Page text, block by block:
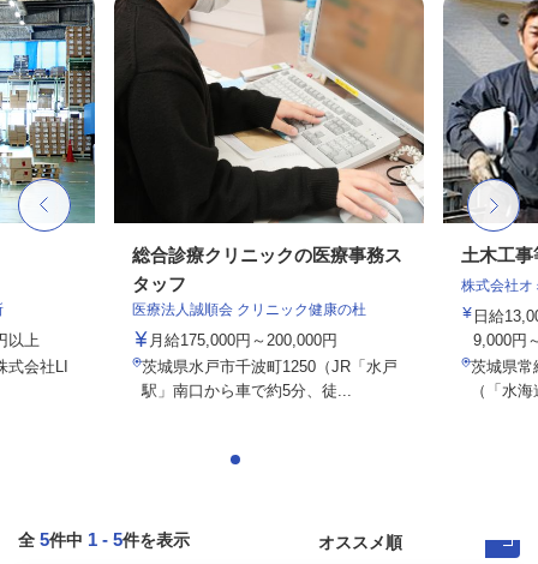
以上
式会社LI
総合診療クリニックの医療事務ス
タッフ
医療法人誠順会 クリニック健康の杜
月給175,000円～200,000円
茨城県水戸市千波町1250（JR「水戸
駅」南口から車で約5分、徒...
土木工
株式会社オ
日給
9,000円
茨城県常
（「水
全 5件中 1 - 5件を表示